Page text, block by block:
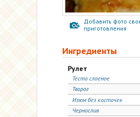
Добавить фото
приготовления
Ингредиенты
Рулет
Тесто слоеное
Творог
Изюм без косточек
Чернослив